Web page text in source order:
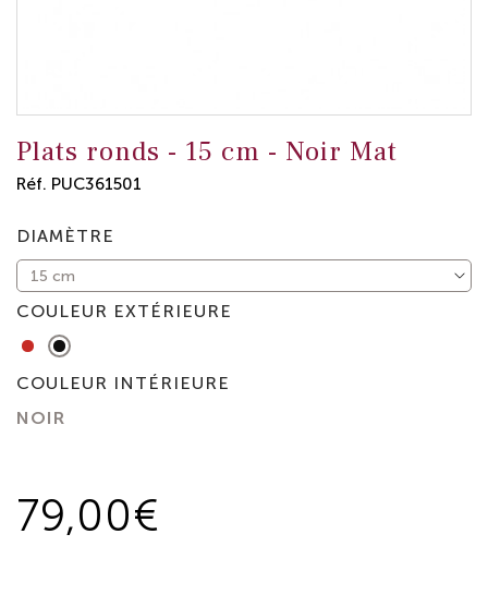
Plats ronds - 15 cm - Noir Mat
Réf. PUC361501
DIAMÈTRE
COULEUR EXTÉRIEURE
Rouge
Noir
COULEUR INTÉRIEURE
NOIR
79,00€